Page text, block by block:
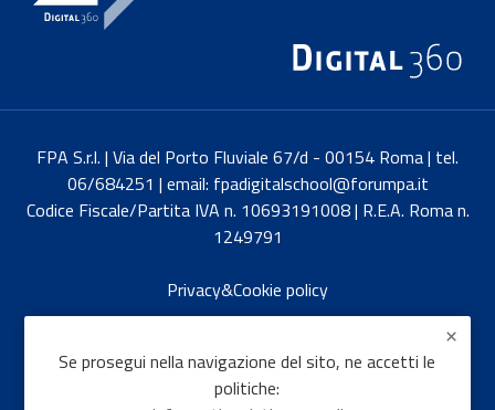
FPA S.r.l. | Via del Porto Fluviale 67/d - 00154 Roma | tel.
06/684251 | email: fpadigitalschool@forumpa.it
Codice Fiscale/Partita IVA n. 10693191008 | R.E.A. Roma n.
1249791
Privacy&Cookie policy
Se prosegui nella navigazione del sito, ne accetti le
politiche: